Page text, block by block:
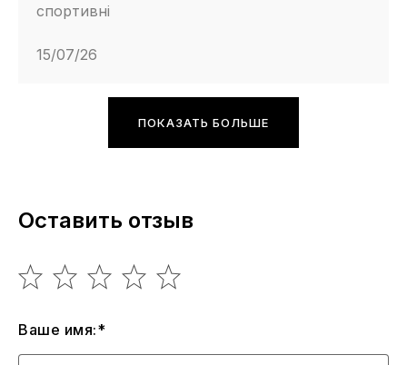
спортивні
15/07/26
ПОКАЗАТЬ БОЛЬШЕ
Оставить отзыв
Ваше имя:*